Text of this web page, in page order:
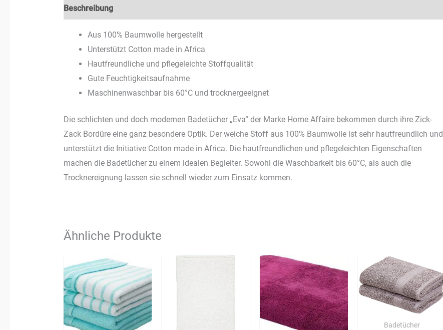
Beschreibung
Aus 100% Baumwolle hergestellt
Unterstützt Cotton made in Africa
Hautfreundliche und pflegeleichte Stoffqualität
Gute Feuchtigkeitsaufnahme
Maschinenwaschbar bis 60°C und trocknergeeignet
Die schlichten und doch modernen Badetücher „Eva“ der Marke Home Affaire bekommen durch ihre Zick-
Zack Bordüre eine ganz besondere Optik. Der weiche Stoff aus 100% Baumwolle ist sehr hautfreundlich und
unterstützt die Initiative Cotton made in Africa. Die hautfreundlichen und pflegeleichten Eigenschaften
machen die Badetücher zu einem idealen Begleiter. Sowohl die Waschbarkeit bis 60°C, als auch die
Trocknereignung lassen sie schnell wieder zum Einsatz kommen.
Ähnliche Produkte
Badetücher